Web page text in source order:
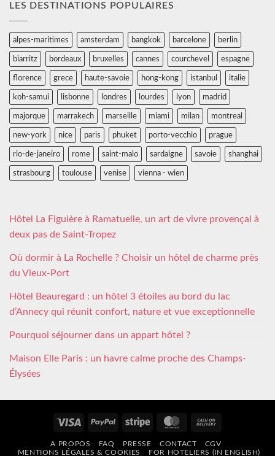
LES DESTINATIONS POPULAIRES
alpes-maritimes amsterdam bangkok barcelone berlin
biarritz bordeaux bruxelles cannes courchevel espagne
florence grece haute-savoie hong-kong istanbul italie
koh-samui lisbonne londres lourdes lyon madrid
majorque marrakech marseille miami milan montreal
new-york nice paris phuket porto-vecchio prague
rio-de-janeiro rome saint-malo sardaigne savoie shanghai
strasbourg toulouse venise vienna - wien
Hôtel La Figuière à Ramatuelle, un art de vivre provençal à
deux pas de Saint-Tropez
Où dormir à La Rochelle ? Choisir un hôtel de charme près
du Vieux-Port
Hôtel Beauregard : un hôtel 3 étoiles au bord du lac
d’Annecy qui réunit confort, nature et vue exceptionnelle
Pourquoi séjourner dans un appart hôtel ?
Maison Elle Paris : un havre calme proche des Champs-
Élysées
Visa PayPal Stripe MasterCard
Delivery
A PROPOS FAQ PRESSE CONTACT
CGV
MENTIONS LÉGALES & COOKIES
FOR HOTELIERS (IN ENGLISH)